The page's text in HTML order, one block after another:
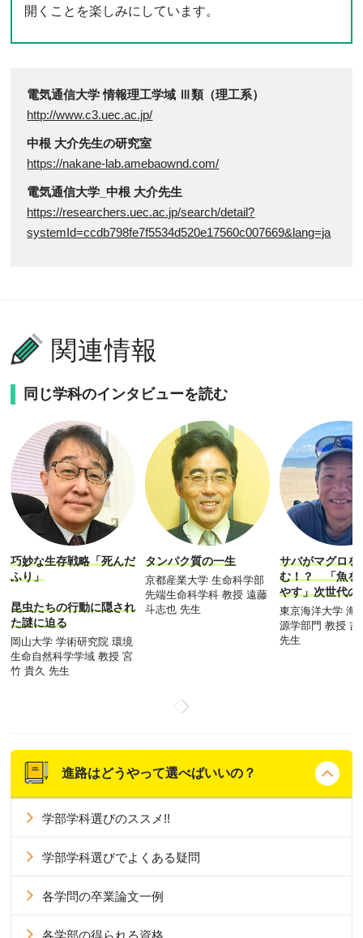
開くことを楽しみにしています。
電気通信大学 情報理工学域 Ⅲ類（理工系）
http://www.c3.uec.ac.jp/
中根 大介先生の研究室
https://nakane-lab.amebaownd.com/
電気通信大学_中根 大介先生
https://researchers.uec.ac.jp/search/detail?
systemId=ccdb798fe7f5534d520e17560c007669&lang=ja
関連情報
同じ学科のインタビューを読む
巧妙な生存戦略「死んだ
ふり」
昆虫たちの行動に隠され
た謎に迫る
岡山大学 学術研究院 環境
生命自然科学学域 教授 宮
竹 貴久 先生
タンパク質の一生
京都産業大学 生命科学部
先端生命科学科 教授 遠藤
斗志也 先生
サバがマグロを
む！？ 「魚を
やす」次世代の
東京海洋大学 海
源学部門 教授 吉
先生
進路はどうやって選べばいいの？
学部学科選びのススメ!!
学部学科選びでよくある疑問
各学問の卒業論文一例
各学部の得られる資格